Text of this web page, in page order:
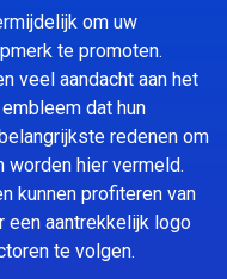
om uw
te promoten.
veel aandacht aan het
dat hun
redenen om
worden hier vermeld.
kunnen profiteren van
een aantrekkelijk logo
te volgen.